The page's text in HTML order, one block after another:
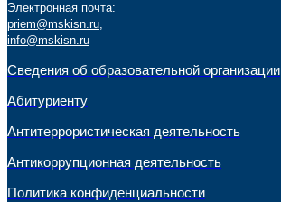
Электронная почта:
priem@mskisn.ru,
info@mskisn.ru
Сведения об образовательной организации
Абитуриенту
Антитеррористическая деятельность
Антикоррупционная деятельность
Политика конфиденциальности